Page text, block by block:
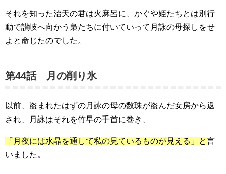
それを知った治天の君は火麻呂に、かぐや姫たちとは別行
動で讃岐へ向かう梟たちに付いていって月詠の母探しをせ
よと命じたのでした。
第44話 月の削り氷
以前、盗まれたはずの月詠の母の数珠が盗んだ女房から返
され、月詠はそれを竹早の手首に巻き、
「月夜には水晶を通して私の見ているものが見える」と言
いました。